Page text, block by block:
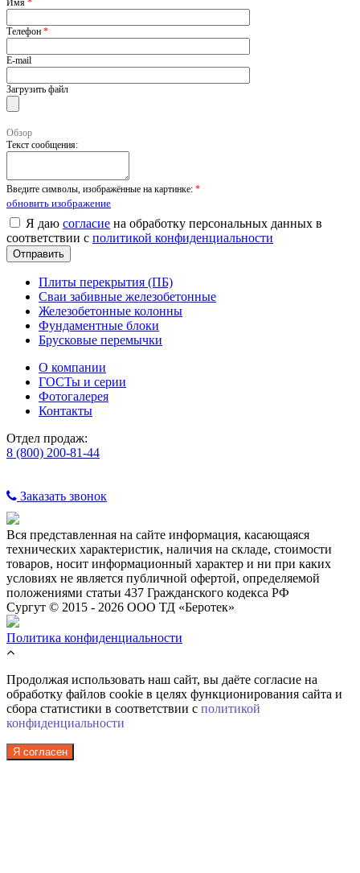
Телефон *
E-mail
Загрузить файл
Обзор
Текст сообщения:
Введите символы, изображённые на картинке: *
обновить изображение
Я даю согласие на обработку персональных данных в
соответствии с политикой конфиденциальности
Плиты перекрытия (ПБ)
Сваи забивные железобетонные
Железобетонные колонны
Фундаментные блоки
Брусковые перемычки
О компании
ГОСТы и серии
Фотогалерея
Контакты
Отдел продаж:
8 (800) 200-81-44
Заказать звонок
Вся представленная на сайте информация, касающаяся
технических характеристик, наличия на складе, стоимости
товаров, носит информационный характер и ни при каких
условиях не является публичной офертой, определяемой
положениями статьи 437 Гражданского кодекса РФ
Сургут © 2015 - 2026 ООО ТД «Беротек»
Политика конфиденциальности
Продолжая использовать наш сайт, вы даёте согласие на
обработку файлов cookie в целях функционирования сайта и
сбора статистики в соответствии с политикой
конфиденциальности
Я согласен